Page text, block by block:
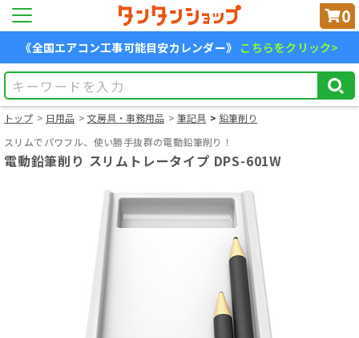
0
《全国エアコン工事可能目安カレンダー》 こちらをクリック>
トップ 日用品 文房具・事務用品 筆記具
鉛筆削り
スリムでパワフル、使い勝手抜群の電動鉛筆削り！
電動鉛筆削り スリムトレータイプ DPS-601W